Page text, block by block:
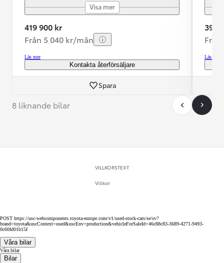
Visa mer
419 900 kr
Från 5 040 kr/mån
Läs mer
Kontakta återförsäljare
Spara
399
Läs mer
8 liknande bilar
VILLKORSTEXT
Villkor
POST https://usc-webcomponents.toyota-europe.com/v1/used-stock-cars/se/sv?
brand=toyota&uscContext=used&uscEnv=production&vehicleForSaleId=46c88c83-3689-4271-9493-
0c60fd01b15f
Våra bilar
Våra bilar
Bilar